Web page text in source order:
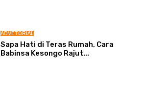
ADVETORIAL
Sapa Hati di Teras Rumah, Cara
Babinsa Kesongo Rajut...